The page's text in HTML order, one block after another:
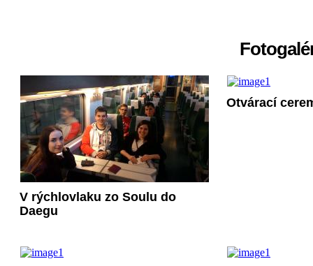
V rýchlovlaku zo Soulu do
Daegu
Otvárací